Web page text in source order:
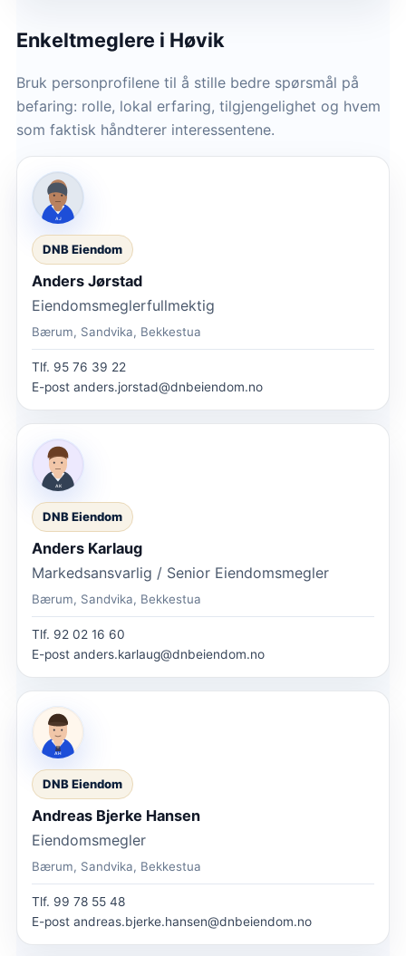
Enkeltmeglere i Høvik
Bruk personprofilene til å stille bedre spørsmål på
befaring: rolle, lokal erfaring, tilgjengelighet og hvem
som faktisk håndterer interessentene.
DNB Eiendom
Anders Jørstad
Eiendomsmeglerfullmektig
Bærum, Sandvika, Bekkestua
Tlf. 95 76 39 22
E-post anders.jorstad@dnbeiendom.no
DNB Eiendom
Anders Karlaug
Markedsansvarlig / Senior Eiendomsmegler
Bærum, Sandvika, Bekkestua
Tlf. 92 02 16 60
E-post anders.karlaug@dnbeiendom.no
DNB Eiendom
Andreas Bjerke Hansen
Eiendomsmegler
Bærum, Sandvika, Bekkestua
Tlf. 99 78 55 48
E-post andreas.bjerke.hansen@dnbeiendom.no